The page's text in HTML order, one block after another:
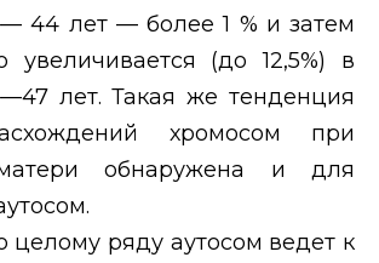
44 лет — более 1 % и затем
увеличивается (до 12,5%) в
лет. Такая же тенденция
хромосом при
обнаружена и для
целому ряду аутосом ведет к